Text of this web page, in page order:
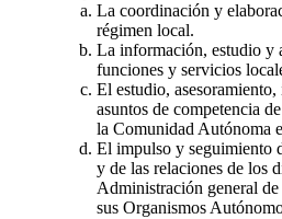
La coordinación y
régimen local.
La información, estudio y
funciones y servicios
El estudio,
asuntos de competencia
la Comunidad Autónoma
El impulso y seguimiento
y de las relaciones de los
Administración general
sus Organismos